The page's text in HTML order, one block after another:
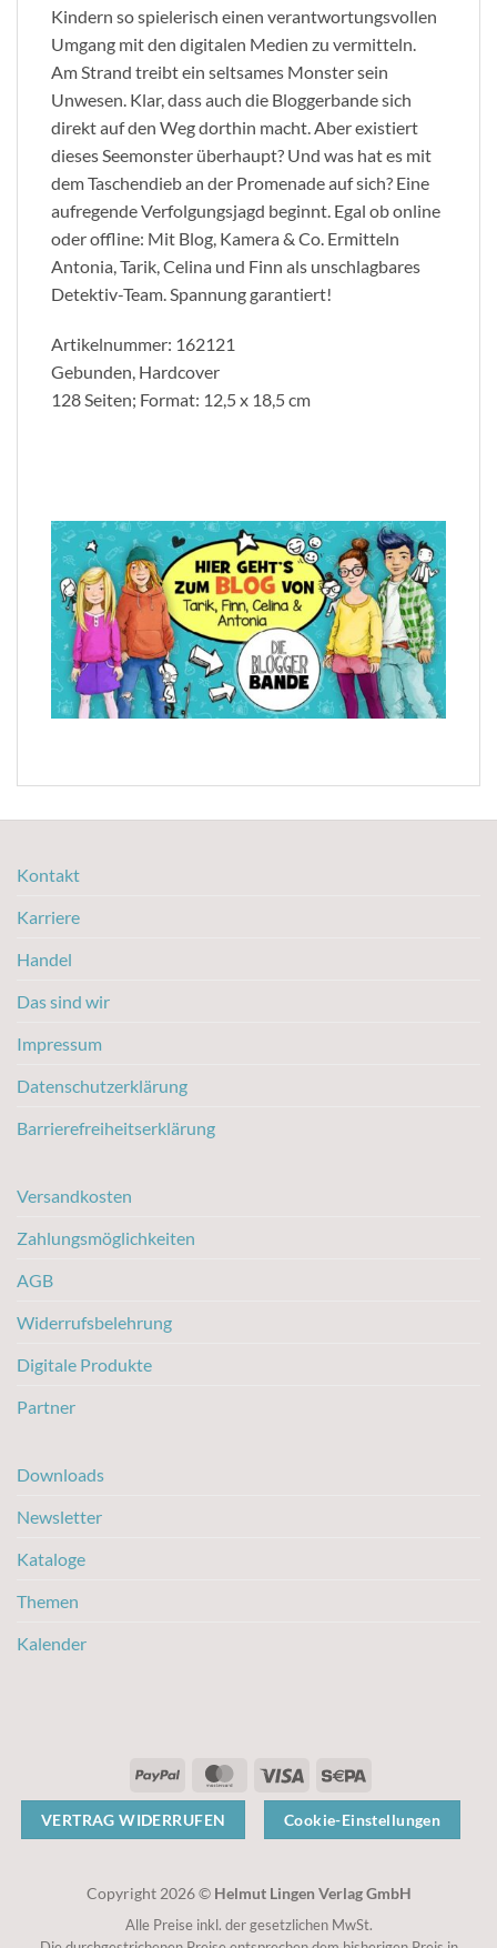
Kindern so spielerisch einen verantwortungsvollen
Umgang mit den digitalen Medien zu vermitteln.
Am Strand treibt ein seltsames Monster sein
Unwesen. Klar, dass auch die Bloggerbande sich
direkt auf den Weg dorthin macht. Aber existiert
dieses Seemonster überhaupt? Und was hat es mit
dem Taschendieb an der Promenade auf sich? Eine
aufregende Verfolgungsjagd beginnt. Egal ob online
oder offline: Mit Blog, Kamera & Co. Ermitteln
Antonia, Tarik, Celina und Finn als unschlagbares
Detektiv-Team. Spannung garantiert!
Artikelnummer: 162121
Gebunden, Hardcover
128 Seiten; Format: 12,5 x 18,5 cm
Kontakt
Karriere
Handel
Das sind wir
Impressum
Datenschutzerklärung
Barrierefreiheitserklärung
Versandkosten
Zahlungsmöglichkeiten
AGB
Widerrufsbelehrung
Digitale Produkte
Partner
Downloads
Newsletter
Kataloge
Themen
Kalender
PayPal MasterCard
Visa Sepa
VERTRAG WIDERRUFEN Cookie-Einstellungen
Copyright 2026 © Helmut Lingen Verlag GmbH
Alle Preise inkl. der gesetzlichen MwSt.